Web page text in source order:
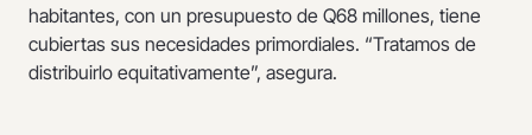
habitantes, con un presupuesto de Q68 millones, tiene
cubiertas sus necesidades primordiales. “Tratamos de
distribuirlo equitativamente”, asegura.